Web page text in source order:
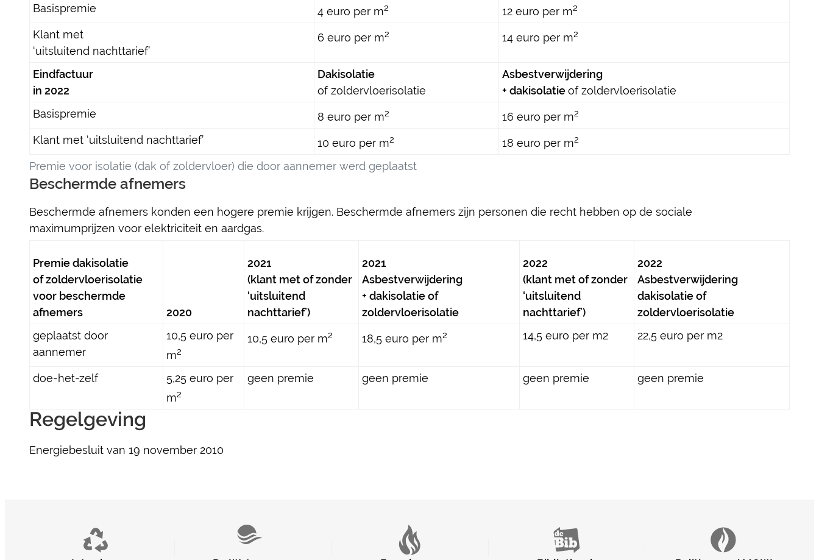
Premie voor isolatie (dak of zoldervloer) die door aannemer werd geplaatst
Basispremie
4 euro per m2 12 euro per m2
Klant met
‘uitsluitend nachttarief’
6 euro per m2 14 euro per m2
Eindfactuur
in 2022
Dakisolatie
of zoldervloerisolatie
Asbestverwijdering
+ dakisolatieof zoldervloerisolatie
Basispremie
8 euro per m2 16 euro per m2
Klant met ‘uitsluitend nachttarief’ 10 euro per m2 18 euro per m2
Beschermde afnemers
Beschermde afnemers konden een hogere premie krijgen. Beschermde afnemers zijn personen die recht hebben op de sociale
maximumprijzen voor elektriciteit en aardgas.
Premie dakisolatie
of zoldervloerisolatie
voor beschermde
afnemers
2020
2021
(klant met of zonder
‘uitsluitend
nachttarief’)
2021
Asbestverwijdering
+ dakisolatieof
zoldervloerisolatie
2022
(klant met of zonder
‘uitsluitend
nachttarief’)
2022
Asbestverwijdering
dakisolatieof
zoldervloerisolatie
geplaatst door
aannemer
10,5 euro per
m2
10,5 euro per m2 18,5 euro per m2 14,5 euro per m2 22,5 euro per m2
doe-het-zelf
5,25 euro per
m2
geen premie geen premie geen premie geen premie
Regelgeving
Energiebesluit van 19 november 2010